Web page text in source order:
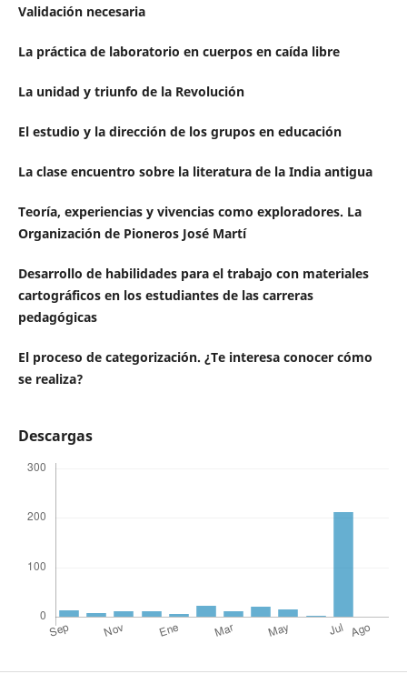
Validación necesaria
La práctica de laboratorio en cuerpos en caída libre
La unidad y triunfo de la Revolución
El estudio y la dirección de los grupos en educación
La clase encuentro sobre la literatura de la India antigua
Teoría, experiencias y vivencias como exploradores. La
Organización de Pioneros José Martí
Desarrollo de habilidades para el trabajo con materiales
cartográficos en los estudiantes de las carreras
pedagógicas
El proceso de categorización. ¿Te interesa conocer cómo
se realiza?
Descargas